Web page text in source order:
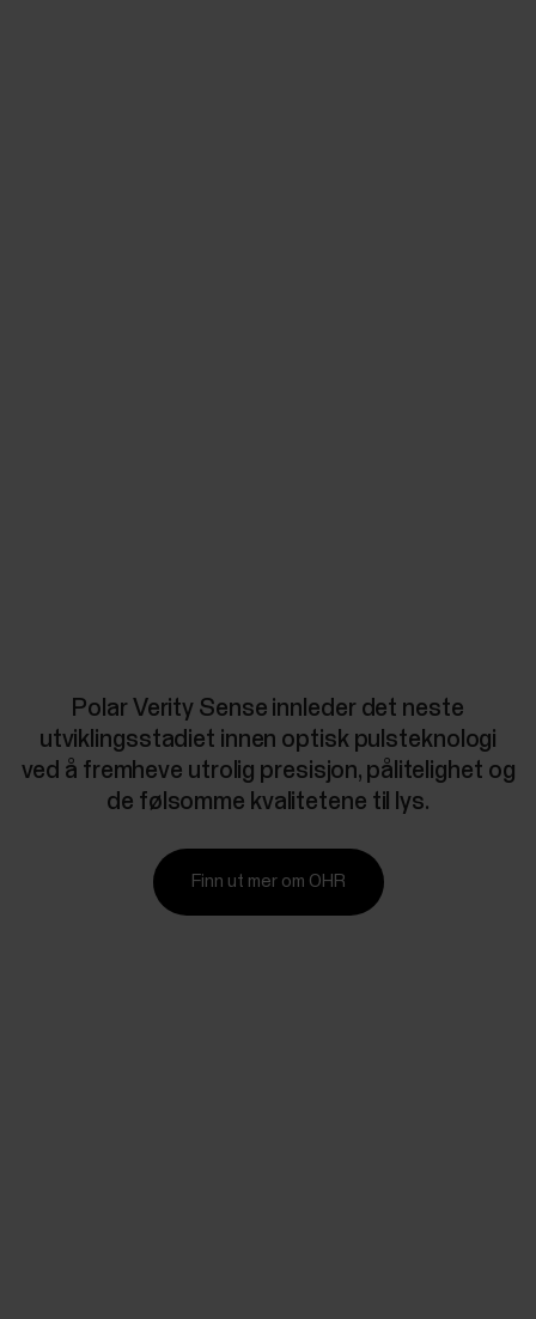
Polar Verity Sense innleder det neste
utviklingsstadiet innen optisk pulsteknologi
ved å fremheve utrolig presisjon, pålitelighet og
de følsomme kvalitetene til lys.
Finn ut mer om OHR